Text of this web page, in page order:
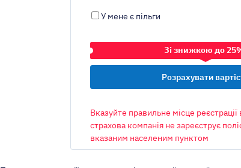
У мене є пільги
Зі знижкою до
ОБ’ЄМ ДВИГУНА
Вказуйте правильне місце
страхова компанія не зареєструє
вказаним населеним пунктом